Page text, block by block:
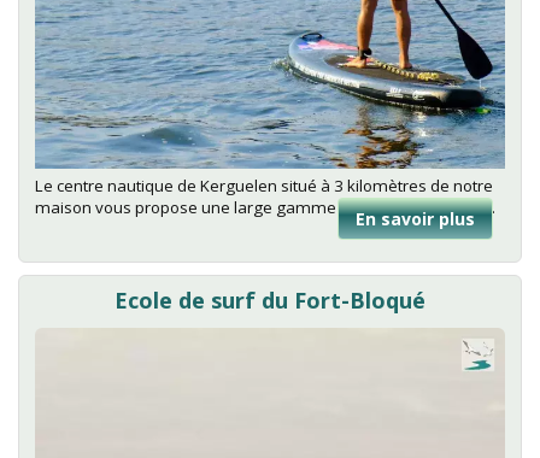
Le centre nautique de Kerguelen situé à 3 kilomètres de notre
maison vous propose une large gamme d'activités nautiques.
En savoir plussur
Loisirs
Plage
Ecole de surf du Fort-Bloqué